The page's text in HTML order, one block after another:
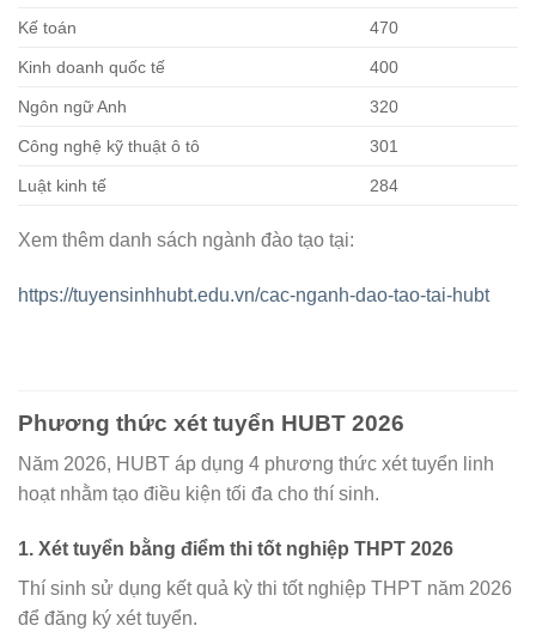
Kế toán 470
Kinh doanh quốc tế 400
Ngôn ngữ Anh 320
Công nghệ kỹ thuật ô tô 301
Luật kinh tế 284
Xem thêm danh sách ngành đào tạo tại:
https://tuyensinhhubt.edu.vn/cac-nganh-dao-tao-tai-hubt
Phương thức xét tuyển HUBT 2026
Năm 2026, HUBT áp dụng 4 phương thức xét tuyển linh
hoạt nhằm tạo điều kiện tối đa cho thí sinh.
1. Xét tuyển bằng điểm thi tốt nghiệp THPT 2026
Thí sinh sử dụng kết quả kỳ thi tốt nghiệp THPT năm 2026
để đăng ký xét tuyển.